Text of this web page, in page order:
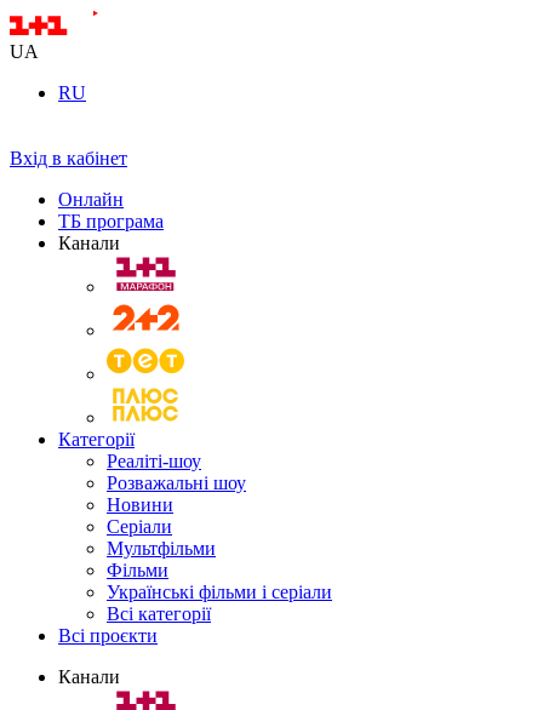
UA
RU
Вхід в кабінет
Онлайн
ТБ програма
Канали
Категорії
Реаліті-шоу
Розважальні шоу
Новини
Серіали
Мультфільми
Фільми
Українські фільми і серіали
Всі категорії
Всі проєкти
Канали